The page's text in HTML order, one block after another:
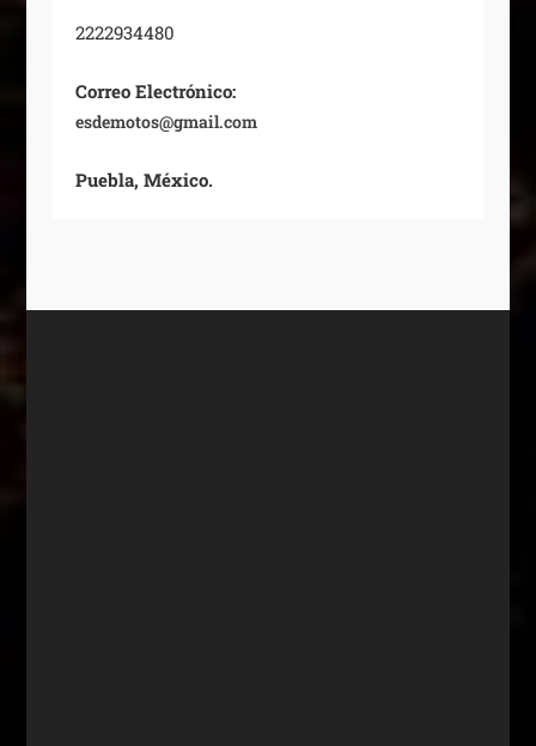
2222934480
Correo Electrónico:
esdemotos@gmail.com
Puebla, México.